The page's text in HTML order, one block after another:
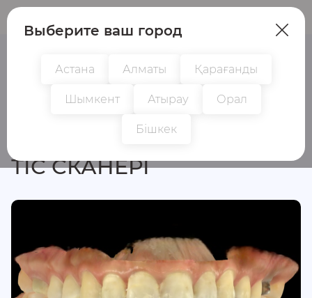
ТІС СКАНЕРІ
Выберите ваш город
Астана Алматы Қарағанды
Шымкент Атырау Орал
Бішкек